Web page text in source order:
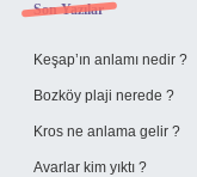
Sidebar
Son Yazılar
Keşap’ın anlamı nedir ?
Bozköy plaji nerede ?
Kros ne anlama gelir ?
Avarlar kim yıktı ?